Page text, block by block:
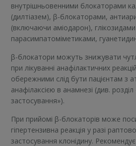
внутрішньовенними блокаторами
(дилтіазем), β-блокаторами,
(включаючи аміодарон),
парасимпатоміметиками,
β-блокатори можуть знижувати
при лікуванні анафілактичних
обережними слід бути пацієнтам з
анафілаксією в анамнезі (див.
застосування»).
При прийомі β-блокаторів може
гіпертензивна реакція у разі
застосування клонідину.